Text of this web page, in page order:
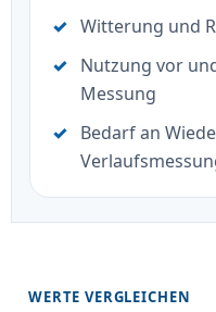
Witterung und
Nutzung vor
Messung
Bedarf an
WERTE VERGLEICHEN